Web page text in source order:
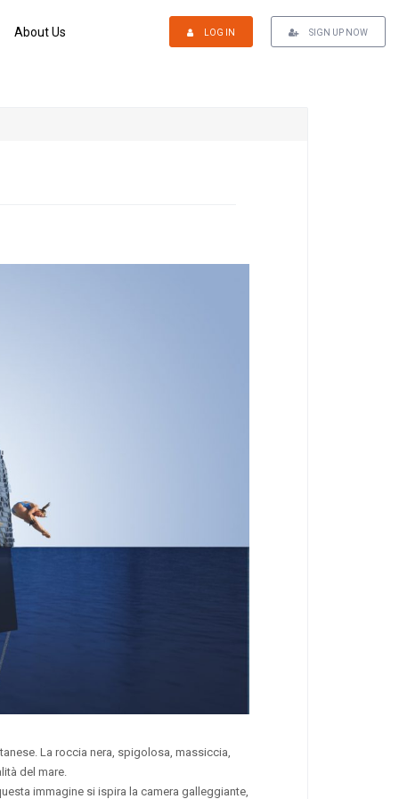
About Us LOG IN SIGN UP NOW
La roccia nera, spigolosa, massiccia,
del mare.
immagine si ispira la camera galleggiante,